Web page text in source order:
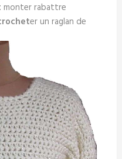
monter rabattre
er un raglan de